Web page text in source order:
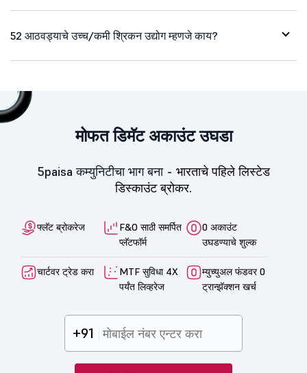
52 आठवड्याचे उच्च/कमी श्रिकन उद्योग म्हणजे काय?
मोफत डिमॅट अकाउंट उघडा
5paisa कम्युनिटीचा भाग बना - भारताचे पहिले लिस्टेड
डिस्काउंट ब्रोकर.
फ्लॅट ब्रोकरेज
F&O साठी समर्पित
प्लॅटफॉर्म
0 अकाउंट
उघडण्याचे शुल्क
चार्टवर ट्रेड करा
MTF सुविधा 4X
पर्यंत लिव्हरेज
म्युच्युअल फंडवर 0
ट्रान्झॅक्शन खर्च
+91